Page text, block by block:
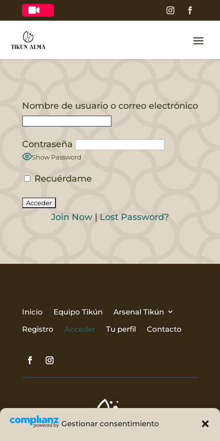
Gestionar consentimiento

Nombre de usuario o correo electrónico
Contraseña
Show Password
Recuérdame
Join Now| Lost Password?
Inicio Equipo Tikún
Arsenal Tikún
Registro
Acceder Tu perfil Contacto